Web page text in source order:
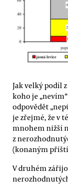
Jak velký podíl
koho je
odpovědět
je zřejmé, že v
mnohem nižší
z
(konaným
V druhém